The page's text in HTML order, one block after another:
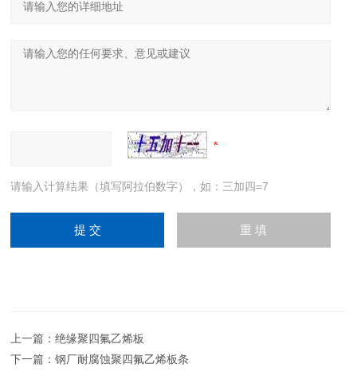
请输入计算结果（填写阿拉伯数字），如：三加四=7
上一篇：绝缘聚四氟乙烯板
下一篇：钢厂耐腐蚀聚四氟乙烯板条